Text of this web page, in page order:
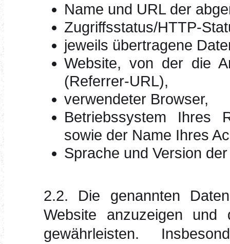
Name und URL der
Zugriffsstatus/HTTP-
jeweils übertragene
Website, von der die
(Referrer-URL),
verwendeter Browser,
Betriebssystem Ihres
sowie der Name Ihres
Sprache und Version
2.2. Die genannten
Website anzuzeigen
gewährleisten.